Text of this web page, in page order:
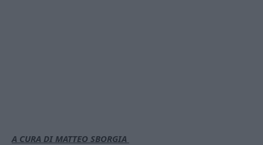
A CURA DI MATTEO SBORGIA